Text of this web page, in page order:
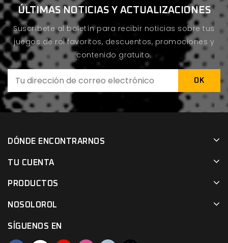
ÚLTIMAS NOTICIAS Y ACTUALIZACIONES
Suscríbete al boletín para recibir noticias sobre tus
juegos de rol favoritos, descuentos, promociones y
contenido gratuito.
DÓNDE ENCONTRARNOS
TU CUENTA
PRODUCTOS
NOSOLOROL
SÍGUENOS EN